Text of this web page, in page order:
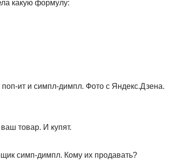
какую формулу:
ит и симпл-димпл. Фото с Яндекс.Дзена.
товар. И купят.
симп-димпл. Кому их продавать?